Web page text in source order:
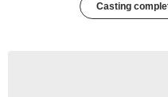
Casting